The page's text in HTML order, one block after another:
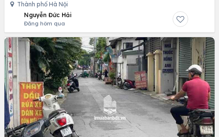
Thành phố Hà Nội
Nguyễn Đức Hải
Đăng hôm qua